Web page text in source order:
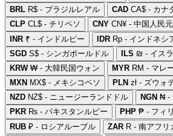
BRL R$ - ブラジルレアル CAD CA$ - カナ
CLP CL$ - チリペソ CNY CN¥ - 中国人民元
INR ₹ - インドルピー IDR Rp - インドネシ
SGD S$ - シンガポールドル ILS ₪ - イス
KRW₩ - 大韓民国ウォン MYR RM - マレ
MXN MX$ - メキシコペソ PLN zł - ズウォ
NZD NZ$ - ニュージーランドドル NGN ₦ -
PKR ₨ - パキスタンルピー PHP ₱ - フィ
RUB ₽ - ロシアルーブル ZAR R - 南アフリ